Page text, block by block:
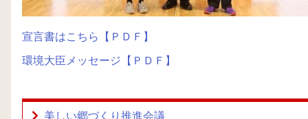
宣言書はこちら【ＰＤＦ】
環境大臣メッセージ【ＰＤＦ】
美しい郷づくり推進会議